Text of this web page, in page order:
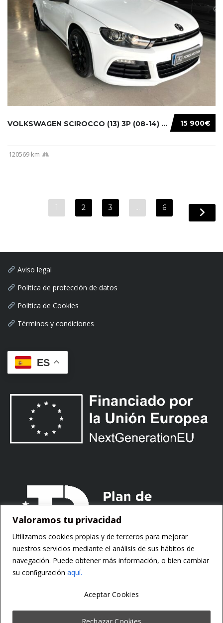
Valoramos tu privacidad
Utilizamos cookies propias y de terceros para mejorar
nuestros servicios mediante el análisis de sus hábitos de
navegación. Puede obtener más información, o bien cambiar
su conﬁguración aquí.
Rechazar Cookies
Aceptar Cookies
15 900€
VOLKSWAGEN SCIROCCO (13) 3P (08-14) 2010...
120569 km
1 2 3 … 6
Aviso legal
Política de protección de datos
Política de Cookies
Términos y condiciones
ES